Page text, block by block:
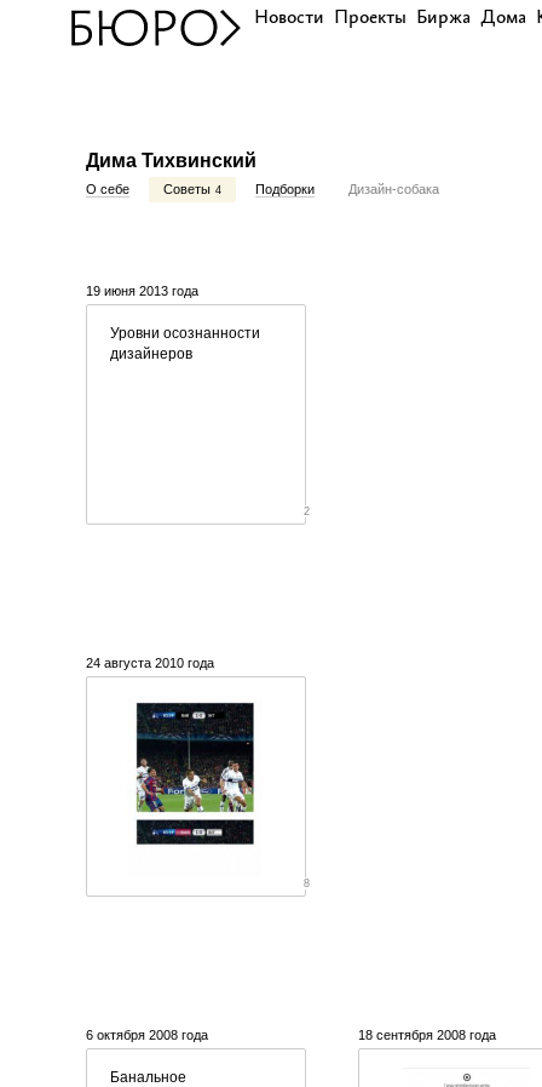
Новости Проекты Биржа Дома
Дима Тихвинский
О себе Советы 4 Подборки Дизайн-собака
19 июня 2013 года
Уровни осознанности
дизайнеров
2
24 августа 2010 года
8
6 октября 2008 года
Банальное
18 сентября 2008 года